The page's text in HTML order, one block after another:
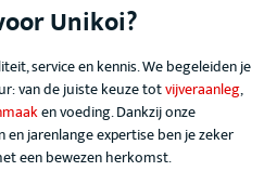
Unikoi?
service en kennis. We begeleiden je
van de juiste keuze totvijveraanleg,
en voeding. Dankzij onze
jarenlange expertise ben je zeker
een bewezen herkomst.